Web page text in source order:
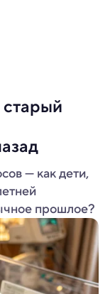
— как дети,
прошлое?